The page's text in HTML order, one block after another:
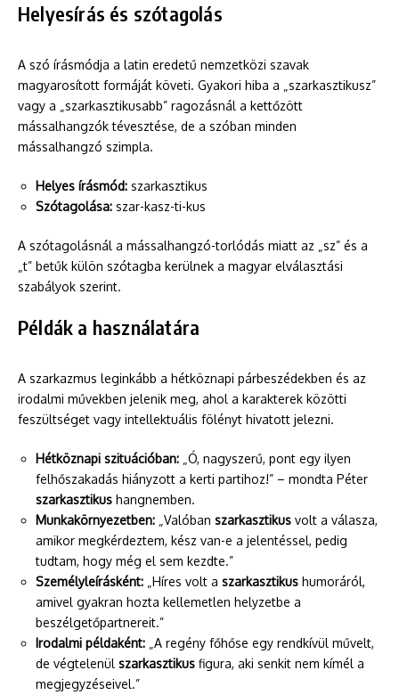
Helyesírás és szótagolás
A szó írásmódja a latin eredetű nemzetközi szavak
magyarosított formáját követi. Gyakori hiba a „szarkasztikusz”
vagy a „szarkasztikusabb” ragozásnál a kettőzött
mássalhangzók tévesztése, de a szóban minden
mássalhangzó szimpla.
Helyes írásmód: szarkasztikus
Szótagolása: szar-kasz-ti-kus
A szótagolásnál a mássalhangzó-torlódás miatt az „sz” és a
„t” betűk külön szótagba kerülnek a magyar elválasztási
szabályok szerint.
Példák a használatára
A szarkazmus leginkább a hétköznapi párbeszédekben és az
irodalmi művekben jelenik meg, ahol a karakterek közötti
feszültséget vagy intellektuális fölényt hivatott jelezni.
Hétköznapi szituációban: „Ó, nagyszerű, pont egy ilyen
felhőszakadás hiányzott a kerti partihoz!” – mondta Péter
szarkasztikus hangnemben.
Munkakörnyezetben: „Valóban szarkasztikus volt a válasza,
amikor megkérdeztem, kész van-e a jelentéssel, pedig
tudtam, hogy még el sem kezdte.”
Személyleírásként: „Híres volt a szarkasztikus humoráról,
amivel gyakran hozta kellemetlen helyzetbe a
beszélgetőpartnereit.”
Irodalmi példaként: „A regény főhőse egy rendkívül művelt,
de végtelenül szarkasztikus figura, aki senkit nem kímél a
megjegyzéseivel.”